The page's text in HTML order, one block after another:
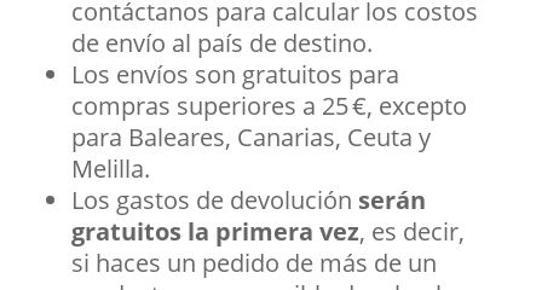
contáctanos para calcular los costos
de envío al país de destino.
Los envíos son gratuitos para
compras superiores a 25 €, excepto
para Baleares, Canarias, Ceuta y
Melilla.
Los gastos de devolución serán
gratuitos la primera vez, es decir,
si haces un pedido de más de un